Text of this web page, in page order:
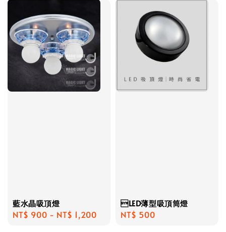
藍水晶吸頂燈
Regular
NT$ 900 - NT$ 1,200
LED薄型吸頂筒燈
Regular
NT$ 500